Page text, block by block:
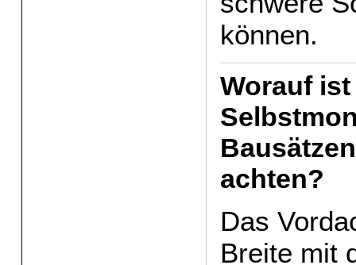
können.
Worauf
achten?
Das
Breite mit